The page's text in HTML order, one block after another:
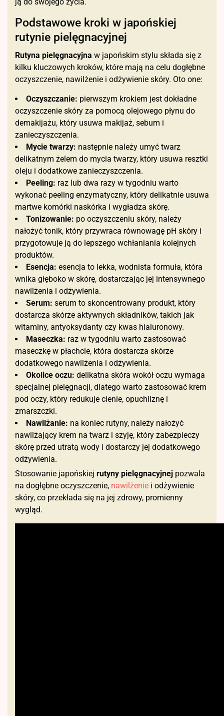
Podstawowe kroki w japońskiej
rutynie pielęgnacyjnej
Rutyna pielęgnacyjna w japońskim stylu składa się z
kilku kluczowych kroków, które mają na celu dogłębne
oczyszczenie, nawilżenie i odżywienie skóry. Oto one:
Oczyszczanie: pierwszym krokiem jest dokładne
oczyszczenie skóry za pomocą olejowego płynu do
demakijażu, który usuwa makijaż, sebum i
zanieczyszczenia.
Mycie twarzy: następnie należy umyć twarz
delikatnym żelem do mycia twarzy, który usuwa resztki
oleju i dodatkowe zanieczyszczenia.
Peeling: raz lub dwa razy w tygodniu warto
wykonać peeling enzymatyczny, który delikatnie usuwa
martwe komórki naskórka i wygładza skórę.
Tonizowanie: po oczyszczeniu skóry, należy
nałożyć tonik, który przywraca równowagę pH skóry i
przygotowuje ją do lepszego wchłaniania kolejnych
produktów.
Esencja: esencja to lekka, wodnista formuła, która
wnika głęboko w skórę, dostarczając jej intensywnego
nawilżenia i odżywienia.
Serum: serum to skoncentrowany produkt, który
dostarcza skórze aktywnych składników, takich jak
witaminy, antyoksydanty czy kwas hialuronowy.
Maseczka: raz w tygodniu warto zastosować
maseczkę w płachcie, która dostarcza skórze
dodatkowego nawilżenia i odżywienia.
Okolice oczu: delikatna skóra wokół oczu wymaga
specjalnej pielęgnacji, dlatego warto zastosować krem
pod oczy, który redukuje cienie, opuchliznę i
zmarszczki.
Nawilżanie: na koniec rutyny, należy nałożyć
nawilżający krem na twarz i szyję, który zabezpieczy
skórę przed utratą wody i dostarczy jej dodatkowego
odżywienia.
Stosowanie japońskiej rutyny pielęgnacyjnej pozwala
na dogłębne oczyszczenie, nawilżenie i odżywienie
skóry, co przekłada się na jej zdrowy, promienny
wygląd.